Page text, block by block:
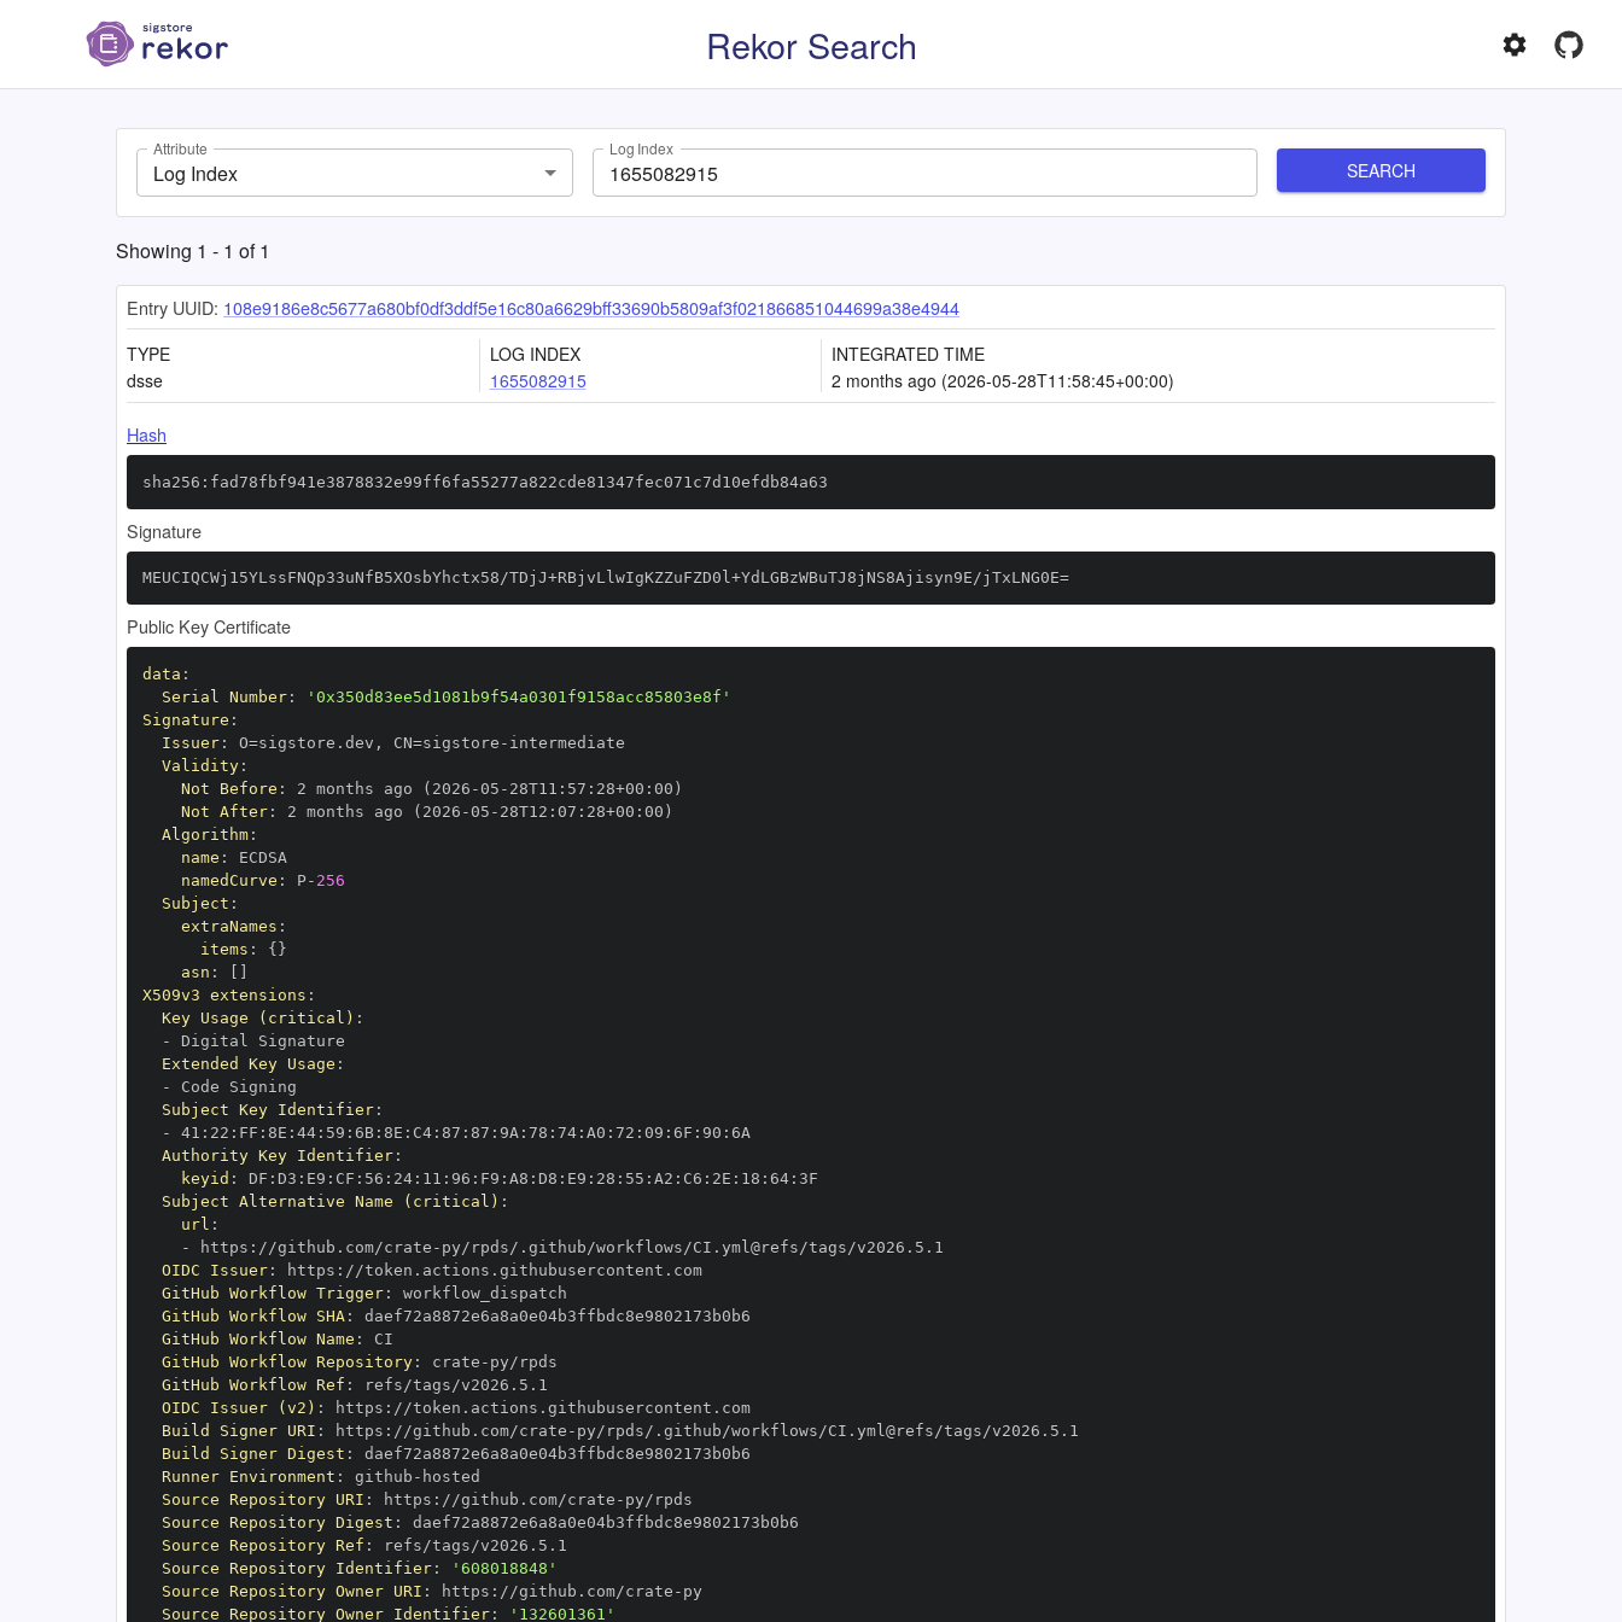
Rekor Search
Attribute
Log Index
Log Index
SEARCH
Showing 1 - 1 of1
Entry UUID: 108e9186e8c5677a680bf0df3ddf5e16c80a6629bff33690b5809af3f021866851044699a38e4944
TYPE
dsse
LOG INDEX
1655082915
INTEGRATED TIME
2 months ago (2026-05-28T11:58:45+00:00)
Hash
sha256:fad78fbf941e3878832e99ff6fa55277a822cde81347fec071c7d10efdb84a63
Signature
MEUCIQCWj15YLssFNQp33uNfB5XOsbYhctx58/TDjJ+RBjvLlwIgKZZuFZD0l+YdLGBzWBuTJ8jNS8Ajisyn9E/jTxLNG0E=
Public Key Certificate
data :
Serial Number:
'0x350d83ee5d1081b9f54a0301f9158acc85803e8f'
Signature :
Issuer: O=sigstore.dev , CN=sigstore -
Validity:
Not Before : 2 months ago (2026 -05 - 28T11 : 57 : 28+00 :
Not After: 2 months ago (2026 -05 - 28T12 : 07 : 28+00 :
Algorithm:
name :
namedCurve : P- 256
Subject :
extraNames :
items : { }
asn :
X509v3 extensions :
Key Usage (critical) :
-
Extended Key Usage :
-
Subject Key Identifier:
-
41 : 22 : FF : 8E : 44: 59 : 6B: 8E : C4: 87 : 87 : 9A : 78 : 74: A0 : 72 : 09 : 6F : 90 :
Authority Key Identifier:
keyid : DF : D3 : E9 : CF : 56 : 24: 11 : 96 : F9 : A8 : D8 : E9 : 28 : 55 : A2 : C6 : 2E : 18 : 64:
Subject Alternative Name (critical) :
url :
-
https : //github.com/crate -
OIDC Issuer: https :
//token.actions.githubusercontent.com
GitHub Workflow Trigger:
GitHub Workflow SHA:
GitHub Workflow Name :
GitHub Workflow Repository: crate -
GitHub Workflow Ref :
OIDC Issuer (v2) : https :
//token.actions.githubusercontent.com
Build Signer URI : https : //github.com/crate -
Build Signer Digest :
Runner Environment : github -
Source Repository URI : https : //github.com/crate -
Source Repository Digest :
Source Repository Ref :
Source Repository Identifier:
'608018848'
Source Repository Owner URI : https : //github.com/crate -
Source Repository Owner Identifier: '132601361'